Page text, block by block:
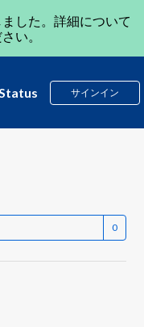
した。詳細について
い。
サインイン